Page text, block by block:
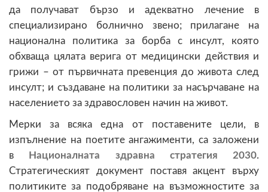
да получават бързо и адекватно лечение в
специализирано болнично звено; прилагане на
национална политика за борба с инсулт, която
обхваща цялата верига от медицински действия и
грижи – от първичната превенция до живота след
инсулт; и създаване на политики за насърчаване на
населението за здравословен начин на живот.
Мерки за всяка една от поставените цели, в
изпълнение на поетите ангажименти, са заложени
в
Националната здравна стратегия 2030.
Стратегическият документ поставя акцент върху
политиките за подобряване на възможностите за